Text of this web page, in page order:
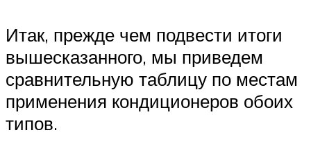
Итак, прежде чем подвести итоги
вышесказанного, мы приведем
сравнительную таблицу по местам
применения кондиционеров обоих
типов.